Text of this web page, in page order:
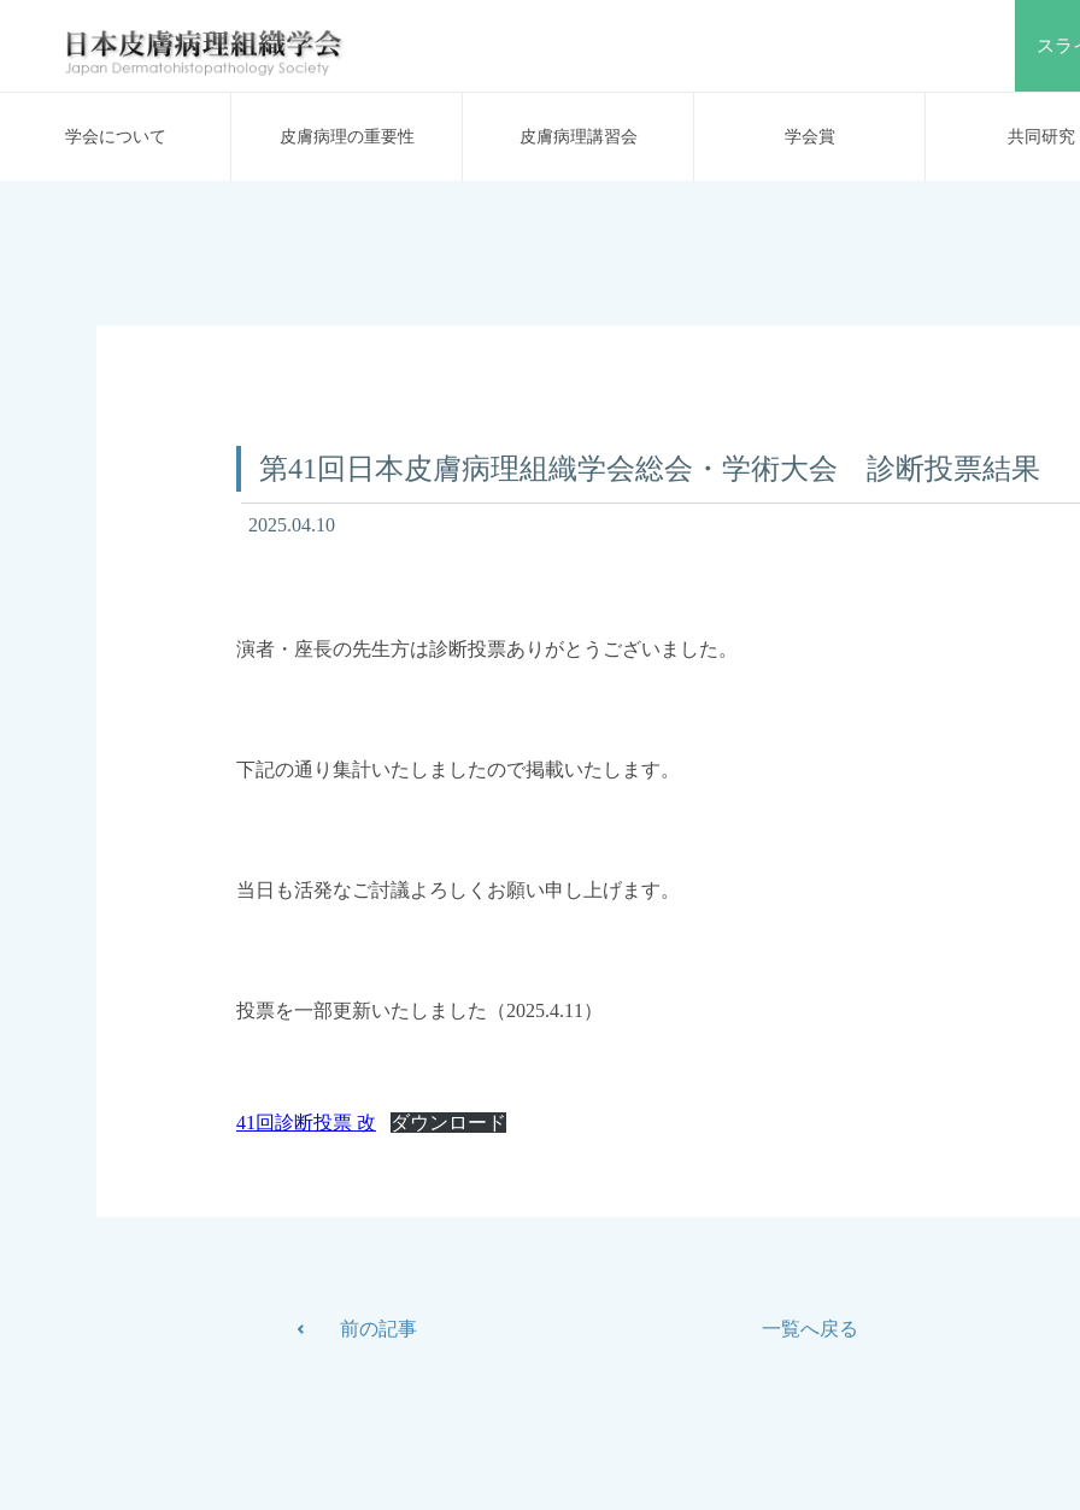
スラ
学会について ⽪膚病理の重要性 ⽪膚病理講習会 学会賞 共同研究
第41回日本皮膚病理組織学会総会・学術大会 診断投票結果
2025.04.10
演者・座長の先生方は診断投票ありがとうございました。
下記の通り集計いたしましたので掲載いたします。
当日も活発なご討議よろしくお願い申し上げます。
投票を一部更新いたしました（2025.4.11）
41回診断投票 改 ダウンロード
一覧へ戻る
前の記事